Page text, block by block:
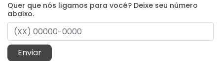
Quer que nós ligamos para você? Deixe seu número
abaixo.
Enviar